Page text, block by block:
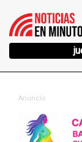
Anuncio